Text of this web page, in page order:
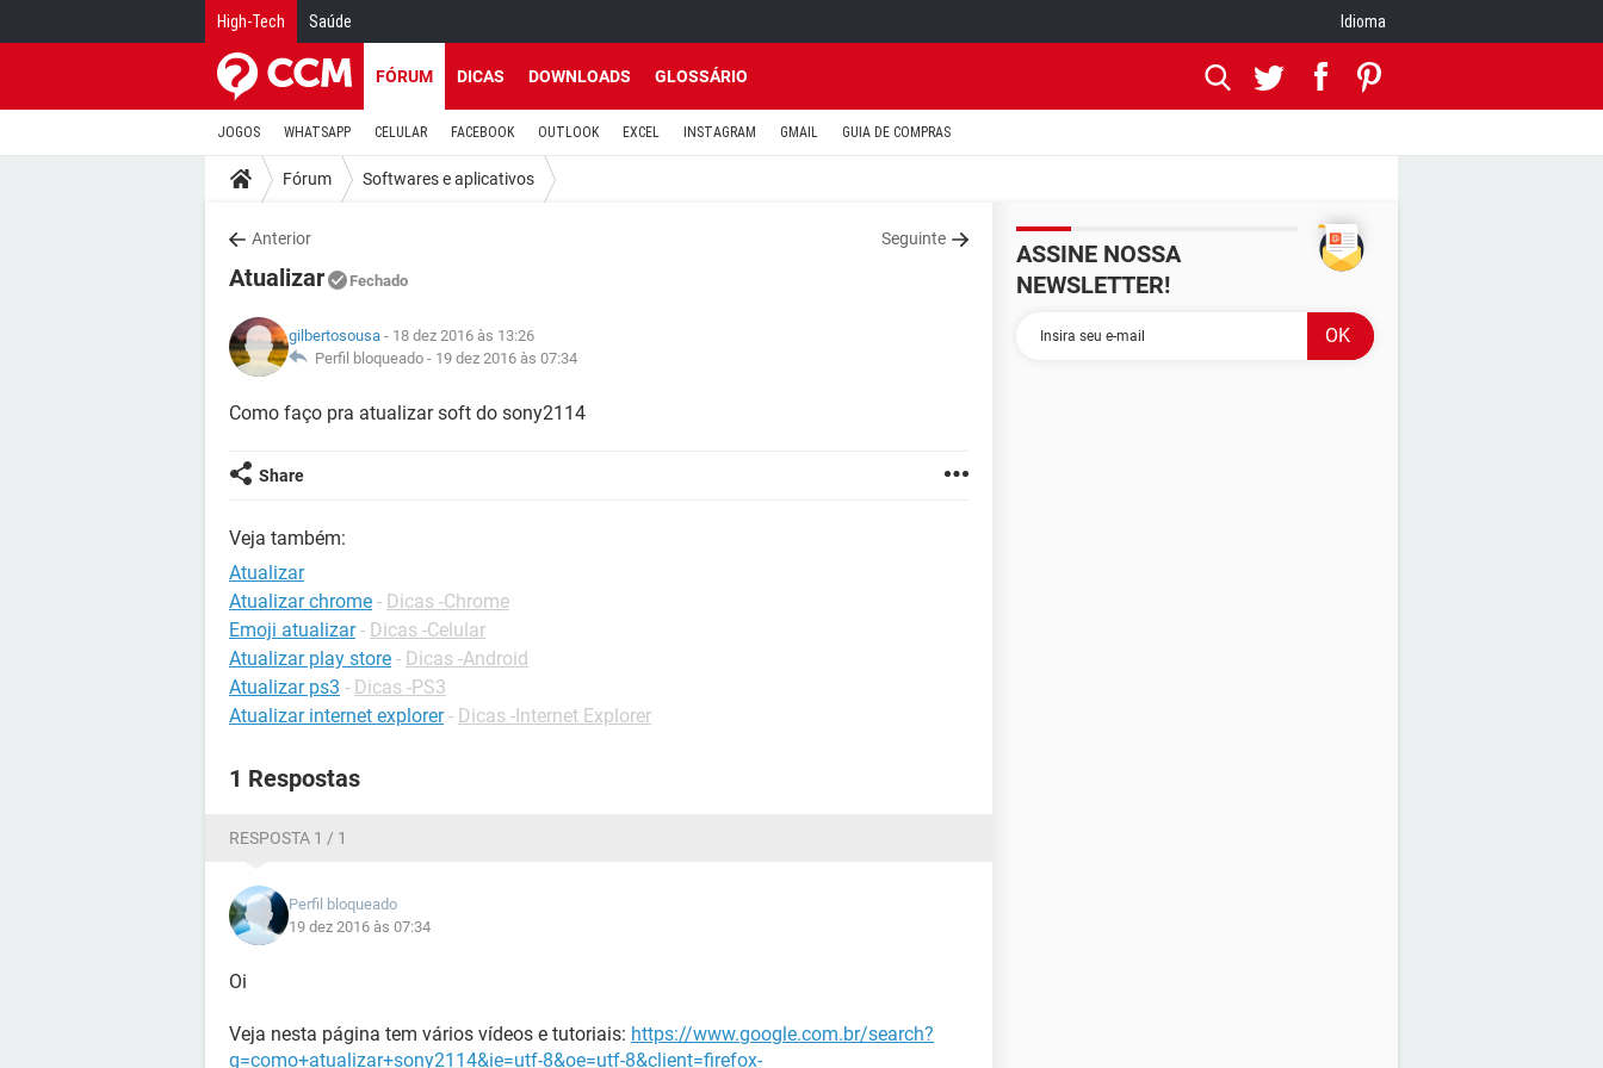
High-Tech Saúde Idioma
FÓRUM DICAS DOWNLOADS GLOSSÁRIO
JOGOS WHATSAPP CELULAR FACEBOOK OUTLOOK EXCEL INSTAGRAM GMAIL GUIA DE COMPRAS
Fórum Softwares e aplicativos
Anterior Seguinte
Atualizar Fechado
gilbertosousa - 18 dez 2016 às 13:26
Perfil bloqueado - 19 dez 2016 às 07:34
Como faço pra atualizar soft do sony2114
Share
Veja também:
Atualizar
Atualizar chrome - Dicas -Chrome
Emoji atualizar - Dicas -Celular
Atualizar play store - Dicas -Android
Atualizar ps3 - Dicas -PS3
Atualizar internet explorer - Dicas -Internet Explorer
1 Respostas
RESPOSTA 1 / 1
Perfil bloqueado
19 dez 2016 às 07:34
Oi
Veja nesta página tem vários vídeos e tutoriais: https://www.google.com.br/search?
q=como+atualizar+sony2114&ie=utf-8&oe=utf-8&client=firefox-
ASSINE NOSSA
NEWSLETTER!